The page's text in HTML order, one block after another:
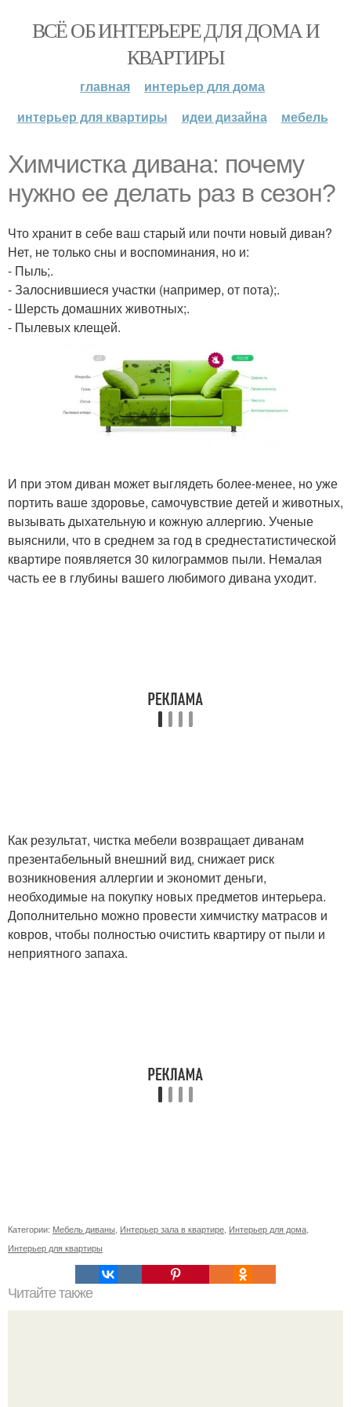
ВСЁ ОБ ИНТЕРЬЕРЕ ДЛЯ ДОМА И
КВАРТИРЫ
главная
интерьер для дома
интерьер для квартиры
идеи дизайна мебель
Химчистка дивана: почему
нужно ее делать раз в сезон?
Что хранит в себе ваш старый или почти новый диван?
Нет, не только сны и воспоминания, но и:
- Пыль;.
- Залоснившиеся участки (например, от пота);.
- Шерсть домашних животных;.
- Пылевых клещей.
И при этом диван может выглядеть более-менее, но уже
портить ваше здоровье, самочувствие детей и животных,
вызывать дыхательную и кожную аллергию. Ученые
выяснили, что в среднем за год в среднестатистической
квартире появляется 30 килограммов пыли. Немалая
часть ее в глубины вашего любимого дивана уходит.
Как результат, чистка мебели возвращает диванам
презентабельный внешний вид, снижает риск
возникновения аллергии и экономит деньги,
необходимые на покупку новых предметов интерьера.
Дополнительно можно провести химчистку матрасов и
ковров, чтобы полностью очистить квартиру от пыли и
неприятного запаха.
Категории: Мебель диваны Интерьер зала в квартире Интерьер для дома
Интерьер для квартиры
Читайте также